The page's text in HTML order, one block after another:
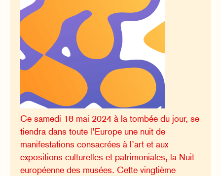
Ce samedi 18 mai 2024 à la tombée du jour, se
tiendra dans toute l’Europe une nuit de
manifestations consacrées à l’art et aux
expositions culturelles et patrimoniales, la Nuit
européenne des musées. Cette vingtième